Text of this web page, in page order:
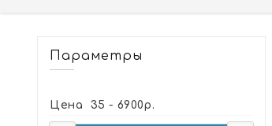
Параметры
Цена 35 - 6900р.